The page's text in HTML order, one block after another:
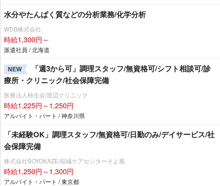
水分やたんぱく質などの分析業務/化学分析
WDB株式会社
時給1,300円～
派遣社員 / 北海道
NEW
「週3から可」調理スタッフ/無資格可/シフト相談可/診
療所・クリニック/社会保障完備
医療法人柿生会/渡辺クリニック
時給1,225円～1,250円
アルバイト・パート / 神奈川県
「未経験OK」調理スタッフ/無資格可/日勤のみ/デイサービス/社
会保障完備
株式会社SOYOKAZE/稲城ケアセンターそよ風
時給1,250円～1,300円
アルバイト・パート / 東京都